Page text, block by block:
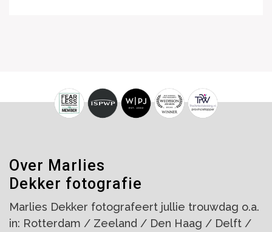
Over Marlies
Dekker fotografie
Marlies Dekker fotografeert jullie trouwdag o.a.
in: Rotterdam / Zeeland / Den Haag / Delft /